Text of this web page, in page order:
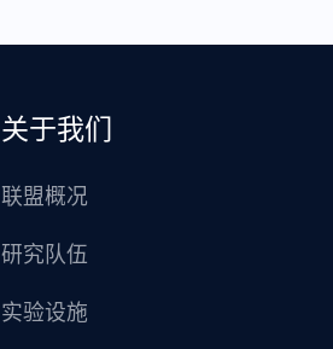
关于我们
联盟概况
研究队伍
实验设施